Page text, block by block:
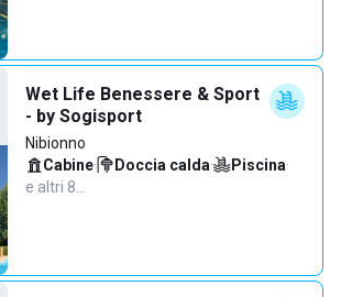
Wet Life Benessere & Sport
- by Sogisport
Nibionno
Cabine· Doccia calda· Piscina·
e altri 8…